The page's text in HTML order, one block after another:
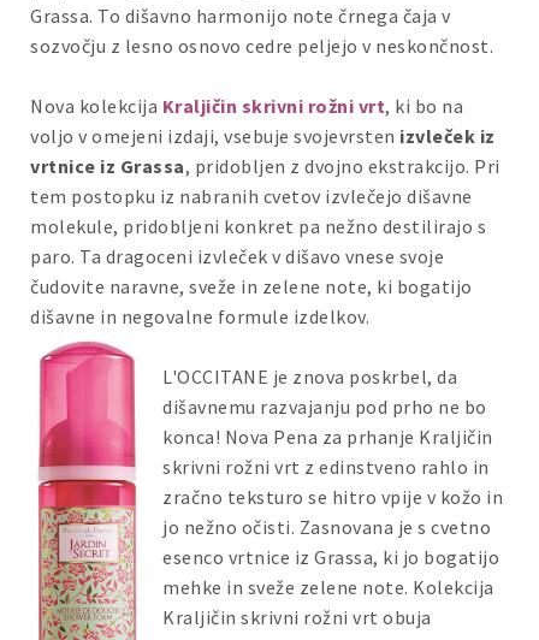
Grassa. To dišavno harmonijo note črnega čaja v
sozvočju z lesno osnovo cedre peljejo v neskončnost.
Nova kolekcija Kraljičin skrivni rožni vrt, ki bo na
voljo v omejeni izdaji, vsebuje svojevrsten izvleček iz
vrtnice iz Grassa, pridobljen z dvojno ekstrakcijo. Pri
tem postopku iz nabranih cvetov izvlečejo dišavne
molekule, pridobljeni konkret pa nežno destilirajo s
paro. Ta dragoceni izvleček v dišavo vnese svoje
čudovite naravne, sveže in zelene note, ki bogatijo
dišavne in negovalne formule izdelkov.
L'OCCITANE je znova poskrbel, da
dišavnemu razvajanju pod prho ne bo
konca! Nova Pena za prhanje Kraljičin
skrivni rožni vrt z edinstveno rahlo in
zračno teksturo se hitro vpije v kožo in
jo nežno očisti. Zasnovana je s cvetno
esenco vrtnice iz Grassa, ki jo bogatijo
mehke in sveže zelene note. Kolekcija
Kraljičin skrivni rožni vrt obuja